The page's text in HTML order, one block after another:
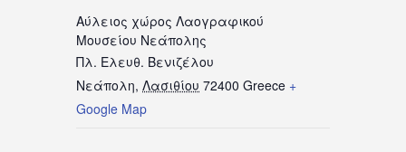
Αύλειος χώρος Λαογραφικού
Μουσείου Νεάπολης
Πλ. Ελευθ. Βενιζέλου
Νεάπολη, Λασιθίου 72400 Greece +
Google Map